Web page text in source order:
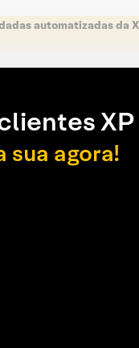
automatizadas da
XP
sua agora!